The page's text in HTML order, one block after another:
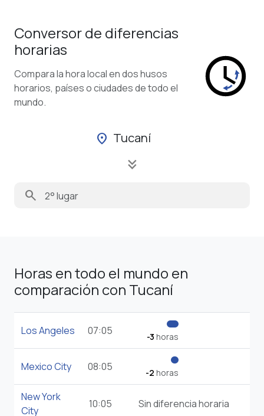
Conversor de diferencias
horarias
Compara la hora local en dos husos
horarios, países o ciudades de todo el
mundo.
location_on Tucaní
keyboard_double_arrow_down
search
Horas en todo el mundo en
comparación con Tucaní
Los Angeles 07:05 -3 horas
Mexico City 08:05 -2 horas
New York
City
10:05 Sin diferencia horaria